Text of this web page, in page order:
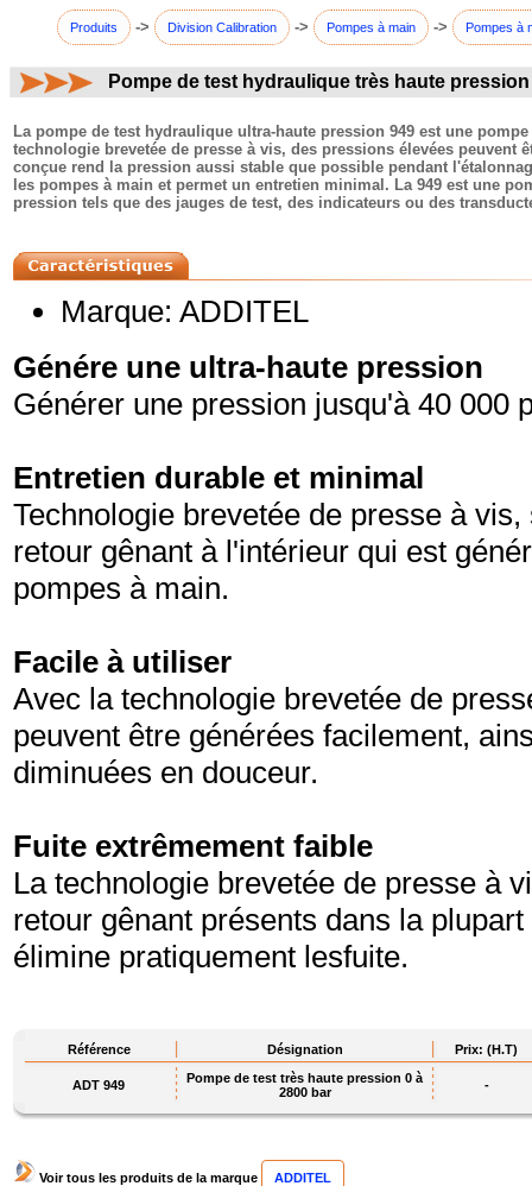
Produits -> Division Calibration -> Pompes à main -> Pompes à
Pompe de test hydraulique très haute pression
La pompe de test hydraulique ultra-haute pression 949 est une
technologie brevetée de presse à vis, des pressions élevées peuvent
conçue rend la pression aussi stable que possible pendant
les pompes à main et permet un entretien minimal. La 949 est une
pression tels que des jauges de test, des indicateurs ou des
Marque: ADDITEL
Génére une ultra-haute pression
Générer une pression jusqu'à 40 000
Entretien durable et minimal
Technologie brevetée de presse à
retour gênant à l'intérieur qui est
pompes à main.
Facile à utiliser
Avec la technologie brevetée de
peuvent être générées facilement,
diminuées en douceur.
Fuite extrêmement faible
La technologie brevetée de presse à
retour gênant présents dans la
élimine pratiquement lesfuite.
Référence Désignation Prix: (H.T)
ADT 949
Pompe de test très haute pression 0 à
2800 bar
-
Voir tous les produits de la marque ADDITEL